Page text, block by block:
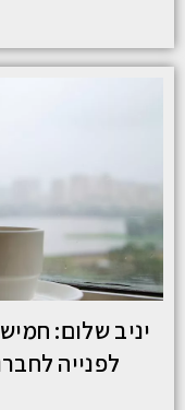
יניב שלום:
לפנייה